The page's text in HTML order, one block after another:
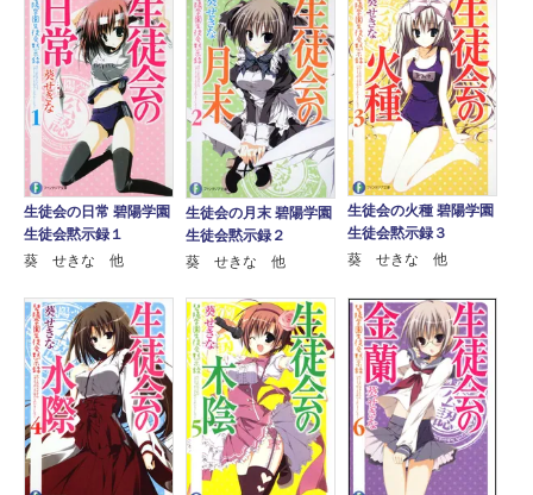
生徒会の日常 碧陽学園
生徒会黙示録１
葵 せきな 他
生徒会の月末 碧陽学園
生徒会黙示録２
葵 せきな 他
生徒会の火種 碧陽学園
生徒会黙示録３
葵 せきな 他